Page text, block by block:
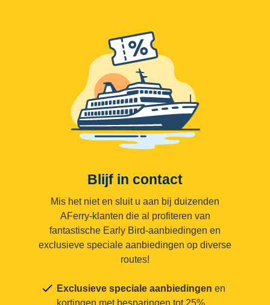
Blijf in contact
Mis het niet en sluit u aan bij duizenden
AFerry-klanten die al profiteren van
fantastische Early Bird-aanbiedingen en
exclusieve speciale aanbiedingen op diverse
routes!
Exclusieve speciale aanbiedingen en